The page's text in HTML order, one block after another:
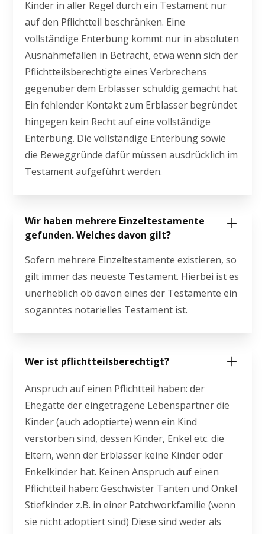
Kinder in aller Regel durch ein Testament nur
auf den Pflichtteil beschränken. Eine
vollständige Enterbung kommt nur in absoluten
Ausnahmefällen in Betracht, etwa wenn sich der
Pflichtteilsberechtigte eines Verbrechens
gegenüber dem Erblasser schuldig gemacht hat.
Ein fehlender Kontakt zum Erblasser begründet
hingegen kein Recht auf eine vollständige
Enterbung. Die vollständige Enterbung sowie
die Beweggründe dafür müssen ausdrücklich im
Testament aufgeführt werden.
Wir haben mehrere Einzeltestamente
gefunden. Welches davon gilt?
Sofern mehrere Einzeltestamente existieren, so
gilt immer das neueste Testament. Hierbei ist es
unerheblich ob davon eines der Testamente ein
soganntes notarielles Testament ist.
Wer ist pflichtteilsberechtigt?
Anspruch auf einen Pflichtteil haben: der
Ehegatte der eingetragene Lebenspartner die
Kinder (auch adoptierte) wenn ein Kind
verstorben sind, dessen Kinder, Enkel etc. die
Eltern, wenn der Erblasser keine Kinder oder
Enkelkinder hat. Keinen Anspruch auf einen
Pflichtteil haben: Geschwister Tanten und Onkel
Stiefkinder z.B. in einer Patchworkfamilie (wenn
sie nicht adoptiert sind) Diese sind weder als